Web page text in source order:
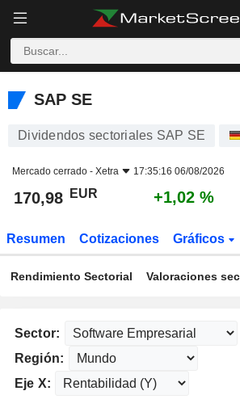
SAP SE
SAP SE
Dividendos sectoriales SAP SE
Mercado cerrado - Xetra 17:35:16 06/08/2026
170,98 EUR +1,02 %
Resumen Cotizaciones Gráficos
Rendimiento Sectorial Valoraciones
Sector:
Región:
Eje X: